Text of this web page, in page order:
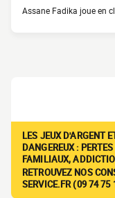
Assane Fadika joue en
LES JEUX D'ARGENT
DANGEREUX :
FAMILIAUX,
RETROUVEZ NOS
SERVICE.FR (09 74 75